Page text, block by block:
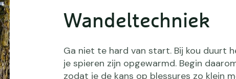
Wandeltechniek
Ga niet te hard van start. Bij kou duurt
je spieren zijn opgewarmd. Begin
zodat je de kans op blessures zo klein